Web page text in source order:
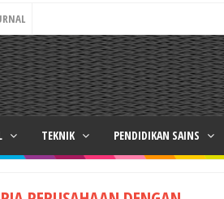
TEKNIK PENDIDIKAN SAINS